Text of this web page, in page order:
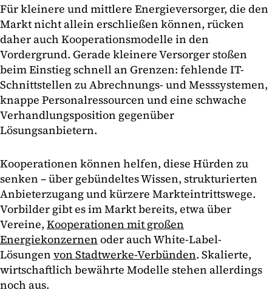
Für kleinere und mittlere Energieversorger, die den
Markt nicht allein erschließen können, rücken
daher auch Kooperationsmodelle in den
Vordergrund. Gerade kleinere Versorger stoßen
beim Einstieg schnell an Grenzen: fehlende IT-
Schnittstellen zu Abrechnungs- und Messsystemen,
knappe Personalressourcen und eine schwache
Verhandlungsposition gegenüber
Lösungsanbietern.
Kooperationen können helfen, diese Hürden zu
senken – über gebündeltes Wissen, strukturierten
Anbieterzugang und kürzere Markteintrittswege.
Vorbilder gibt es im Markt bereits, etwa über
Vereine, Kooperationen mit großen
Energiekonzernen oder auch White-Label-
Lösungen von Stadtwerke-Verbünden. Skalierte,
wirtschaftlich bewährte Modelle stehen allerdings
noch aus.